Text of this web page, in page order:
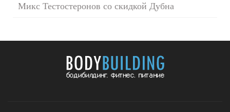
Микс Тестостеронов со скидкой Дубна